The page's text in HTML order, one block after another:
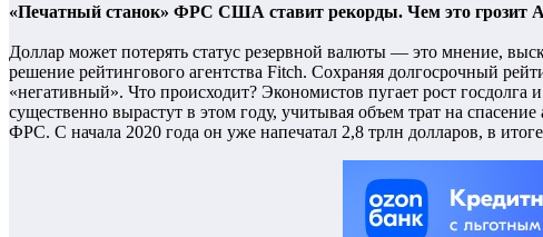
«Печатный станок» ФРС США ставит рекорды. Чем это грозит
Доллар может потерять статус резервной валюты — это мнение,
решение рейтингового агентства Fitch. Сохраняя долгосрочный
«негативный». Что происходит? Экономистов пугает рост
существенно вырастут в этом году, учитывая объем трат на
ФРС. С начала 2020 года он уже напечатал 2,8 трлн долларов, в